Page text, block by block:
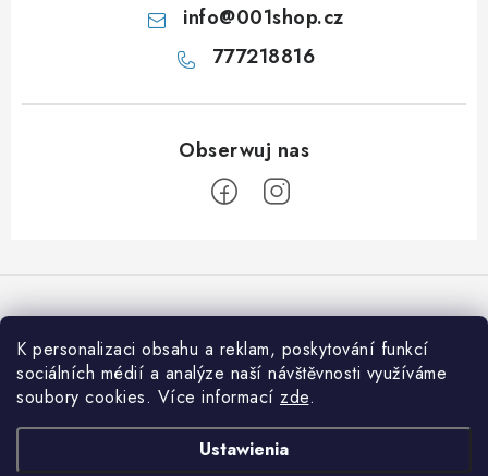
K personalizaci obsahu a reklam, poskytování funkcí
sociálních médií a analýze naší návštěvnosti využíváme
soubory cookies. Více informací zde.
Ustawienia
info@001shop.cz
777218816
o
Przyjmujemy płatności online